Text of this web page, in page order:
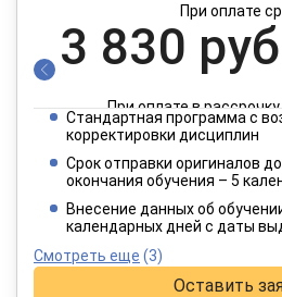
При оплате
3 830
При оплате в
1 915
При оплате в рассрочку
Стандартная программа с
корректировки дисциплин
Срок отправки оригиналов
окончания обучения – 5
Внесение данных об
календарных дней с даты
Смотреть еще (3)
Оставить